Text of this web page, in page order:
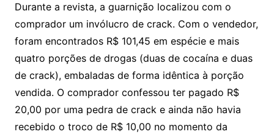
Durante a revista, a guarnição localizou com o
comprador um invólucro de crack. Com o vendedor,
foram encontrados R$ 101,45 em espécie e mais
quatro porções de drogas (duas de cocaína e duas
de crack), embaladas de forma idêntica à porção
vendida. O comprador confessou ter pagado R$
20,00 por uma pedra de crack e ainda não havia
recebido o troco de R$ 10,00 no momento da